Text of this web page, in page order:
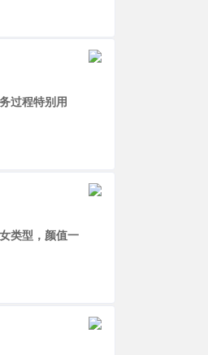
过程特别用
类型，颜值一